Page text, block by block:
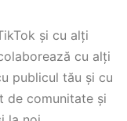
și cu alți
cu alți
publicul tău și cu
de comunitate și